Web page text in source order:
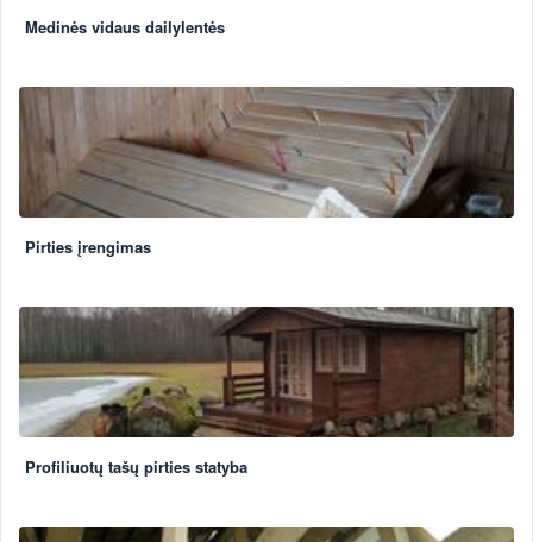
Medinės vidaus dailylentės
Pirties įrengimas
Profiliuotų tašų pirties statyba